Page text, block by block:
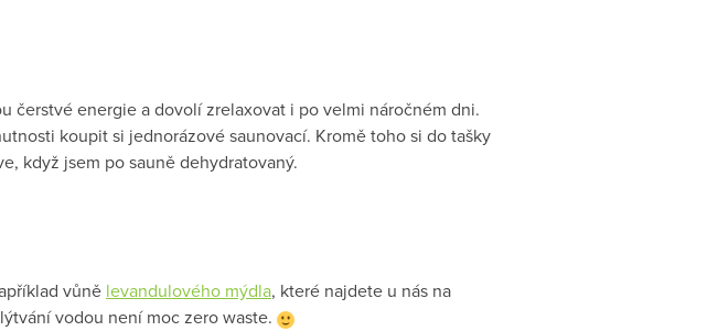
čerstvé energie a dovolí zrelaxovat i po velmi náročném dni.
koupit si jednorázové saunovací. Kromě toho si do tašky
když jsem po sauně dehydratovaný.
vůně levandulového mýdla, které najdete u nás na
vodou není moc zero waste.